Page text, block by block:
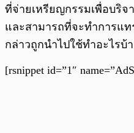
ที่จ่ายเหรียญกรรมเพื่อบริ
และสามารถที่จะทำการแ
กล่าวถูกนำไปใช้ทำอะไรบ้า
[rsnippet id=”1″